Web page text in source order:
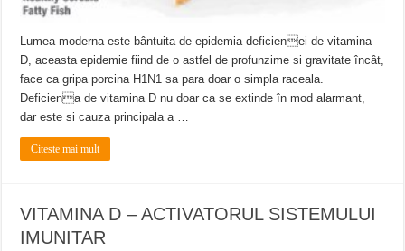
Lumea moderna este bântuita de epidemia deficienei de vitamina
D, aceasta epidemie fiind de o astfel de profunzime si gravitate încât,
face ca gripa porcina H1N1 sa para doar o simpla raceala.
Deficiena de vitamina D nu doar ca se extinde în mod alarmant,
dar este si cauza principala a …
Citeste mai mult
VITAMINA D – ACTIVATORUL SISTEMULUI
IMUNITAR